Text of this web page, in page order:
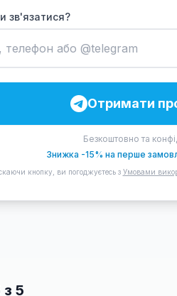
зв'язатися?
Отримати
Безкоштовно та
Знижка -15% на перше
кнопку, ви погоджуєтесь з Умовами
з 5